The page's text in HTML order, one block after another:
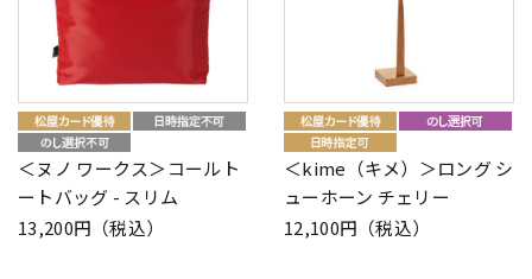
＜ヌノ ワークス＞コールト
ートバッグ - スリム
13,200円（税込）
＜kime（キメ）＞ロング シ
ューホーン チェリー
12,100円（税込）